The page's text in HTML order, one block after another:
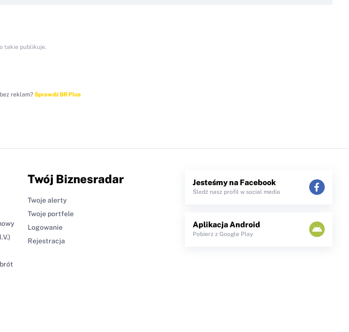
takie publikuje.
reklam? Sprawdź BR Plus
Twój Biznesradar
Twoje alerty
Twoje portfele
Logowanie
Rejestracja
Jesteśmy na Facebook
Śledź nasz profil w social media
Aplikacja Android
Pobierz z Google Play